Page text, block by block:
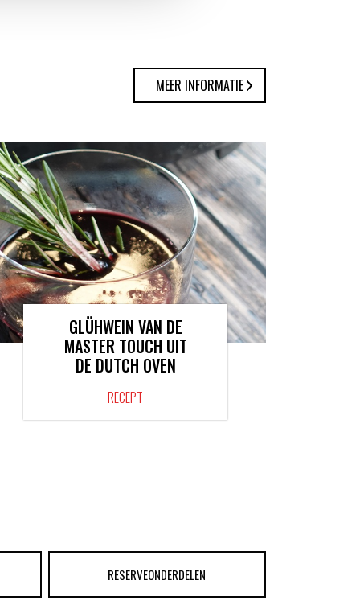
MEER INFORMATIE
GLÜHWEIN VAN DE
MASTER TOUCH UIT
DE DUTCH OVEN
RECEPT
RESERVEONDERDELEN